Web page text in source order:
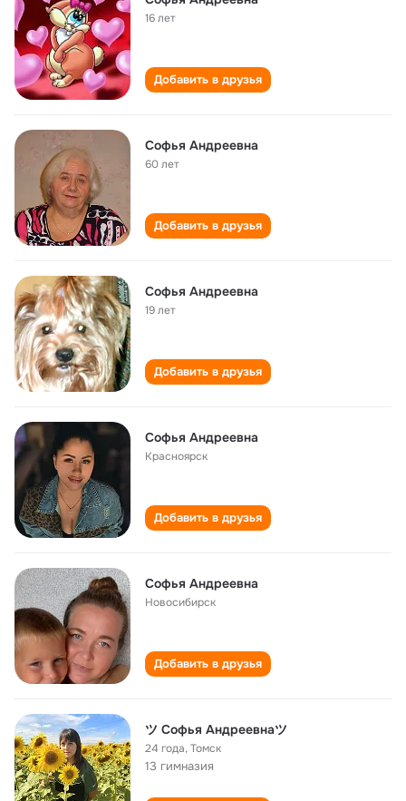
16 лет
Добавить в друзья
Софья Андреевна
60 лет
Добавить в друзья
Софья Андреевна
19 лет
Добавить в друзья
Софья Андреевна
Красноярск
Добавить в друзья
Софья Андреевна
Новосибирск
Добавить в друзья
ツ Софья Андреевнаツ
24 года,Томск
13 гимназия